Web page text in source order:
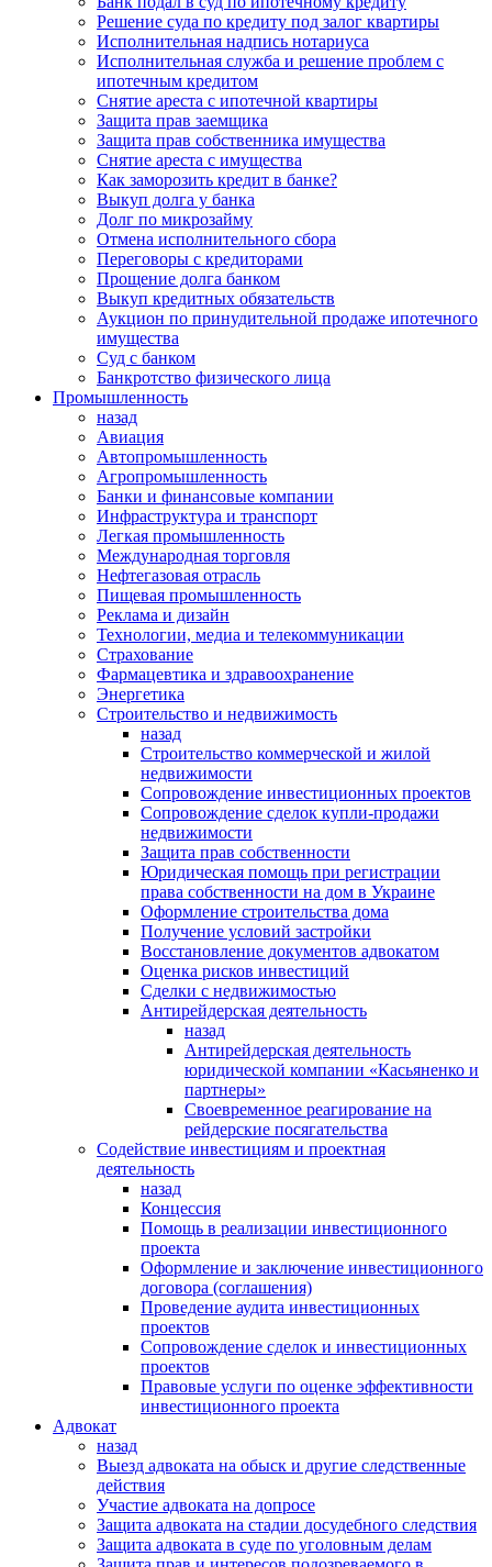
Решение суда по кредиту под залог квартиры
Исполнительная надпись нотариуса
Исполнительная служба и решение проблем с
ипотечным кредитом
Снятие ареста с ипотечной квартиры
Защита прав заемщика
Защита прав собственника имущества
Снятие ареста с имущества
Как заморозить кредит в банке?
Выкуп долга у банка
Долг по микрозайму
Отмена исполнительного сбора
Переговоры с кредиторами
Прощение долга банком
Выкуп кредитных обязательств
Аукцион по принудительной продаже ипотечного
имущества
Суд с банком
Банкротство физического лица
Промышленность
назад
Авиация
Автопромышленность
Агропромышленность
Банки и финансовые компании
Инфраструктура и транспорт
Легкая промышленность
Международная торговля
Нефтегазовая отрасль
Пищевая промышленность
Реклама и дизайн
Технологии, медиа и телекоммуникации
Страхование
Фармацевтика и здравоохранение
Энергетика
Строительство и недвижимость
назад
Строительство коммерческой и жилой
недвижимости
Сопровождение инвестиционных проектов
Сопровождение сделок купли-продажи
недвижимости
Защита прав собственности
Юридическая помощь при регистрации
права собственности на дом в Украине
Оформление строительства дома
Получение условий застройки
Восстановление документов адвокатом
Оценка рисков инвестиций
Сделки с недвижимостью
Антирейдерская деятельность
назад
Антирейдерская деятельность
юридической компании «Касьяненко и
партнеры»
Своевременное реагирование на
рейдерские посягательства
Содействие инвестициям и проектная
деятельность
назад
Концессия
Помощь в реализации инвестиционного
проекта
Оформление и заключение инвестиционного
договора (соглашения)
Проведение аудита инвестиционных
проектов
Сопровождение сделок и инвестиционных
проектов
Правовые услуги по оценке эффективности
инвестиционного проекта
Адвокат
назад
Выезд адвоката на обыск и другие следственные
действия
Участие адвоката на допросе
Защита адвоката на стадии досудебного следствия
Защита адвоката в суде по уголовным делам